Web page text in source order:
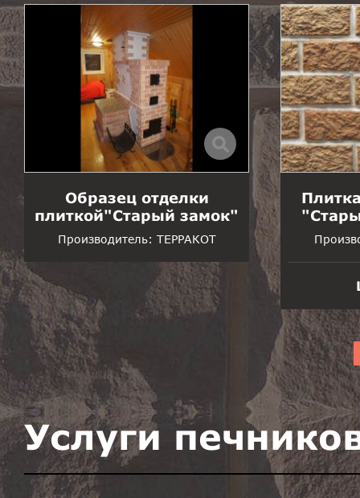
Образец отделки
плиткой"Старый замок"
Производитель: ТЕРРАКОТ
Услуги